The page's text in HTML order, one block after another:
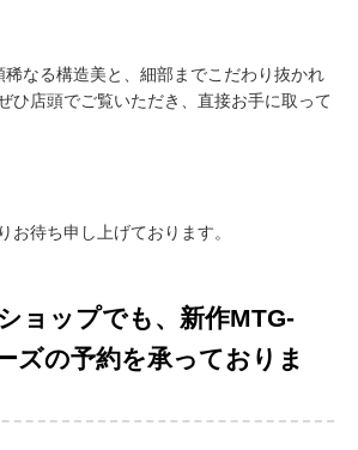
稀なる構造美と、細部までこだわり抜かれ
ひ店頭でご覧いただき、直接お手に取って
お待ち申し上げております。
ョップでも、新作MTG-
ズの予約を承っておりま